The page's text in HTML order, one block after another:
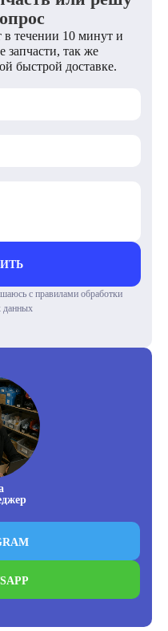
течении 10 минут и
запчасти, так же
быстрой доставке.
с правилами обработки
данных